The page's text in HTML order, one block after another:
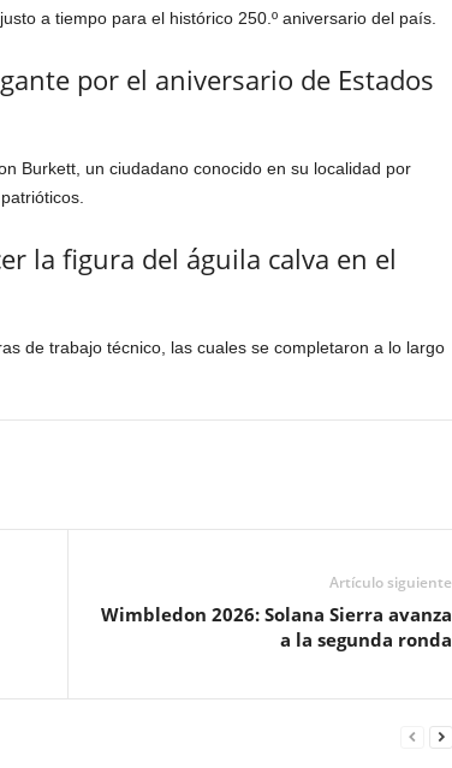
a tiempo para el histórico 250.º aniversario del país.
por el aniversario de Estados
Burkett, un ciudadano conocido en su localidad por
la figura del águila calva en el
de trabajo técnico, las cuales se completaron a lo largo
Artículo siguiente
Wimbledon 2026: Solana Sierra avanza
a la segunda ronda